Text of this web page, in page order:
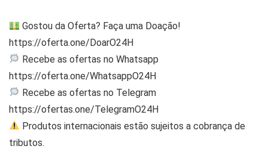
Gostou da Oferta? Faça uma Doação!
https://oferta.one/DoarO24H
Recebe as ofertas no Whatsapp
https://oferta.one/WhatsappO24H
Recebe as ofertas no Telegram
https://ofertas.one/TelegramO24H
Produtos internacionais estão sujeitos a cobrança de
tributos.